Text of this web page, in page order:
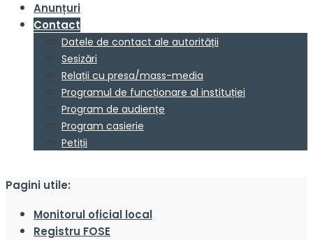
Anunțuri
Contact
Datele de contact ale autorității
Sesizări
Relații cu presa/mass-media
Programul de funcționare al instituției
Program de audiențe
Program casierie
Petiții
Pagini utile:
Monitorul oficial local
Registru FOSE